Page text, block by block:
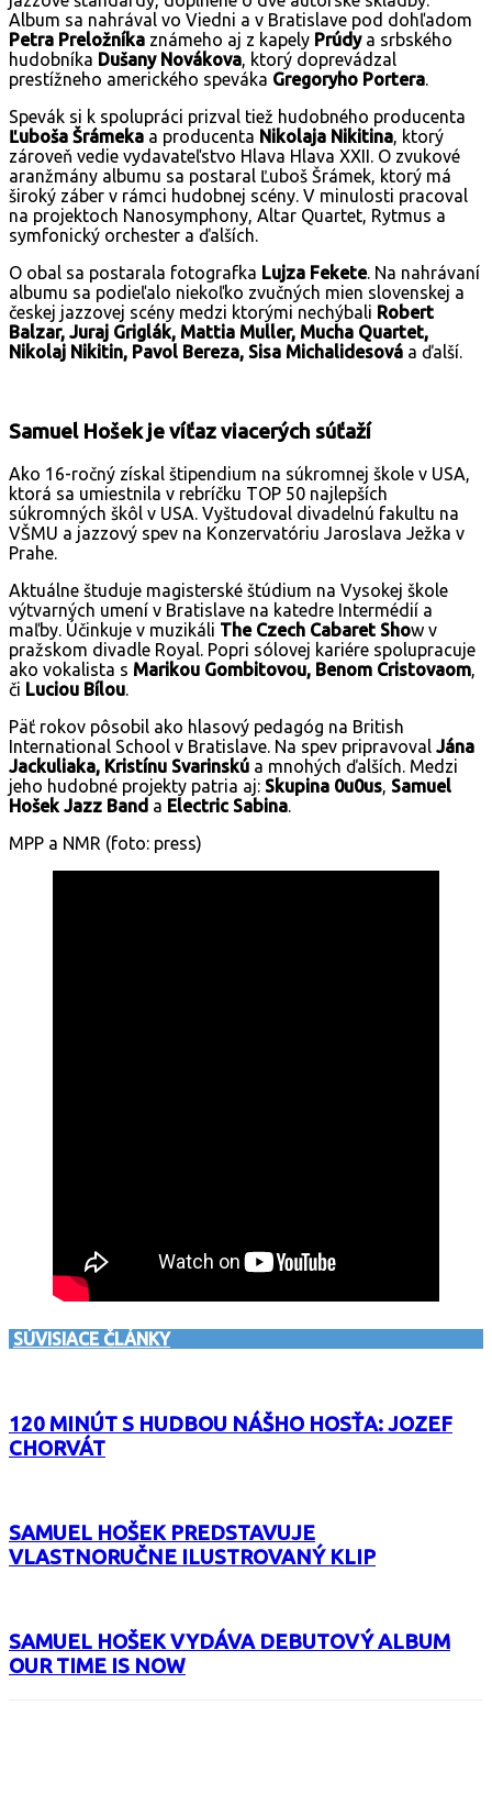
Album sa nahrával vo Viedni a v Bratislave pod dohľadom
Petra Preložníka známeho aj z kapely Prúdya srbského
hudobníka Dušany Novákova, ktorý doprevádzal
prestížneho amerického speváka Gregoryho Portera.
Spevák si k spolupráci prizval tiež hudobného producenta
Ľuboša Šrámeka a producenta Nikolaja Nikitina, ktorý
zároveň vedie vydavateľstvo Hlava Hlava XXII. O zvukové
aranžmány albumu sa postaral Ľuboš Šrámek, ktorý má
široký záber v rámci hudobnej scény. V minulosti pracoval
na projektoch Nanosymphony, Altar Quartet, Rytmus a
symfonický orchester a ďalších.
O obal sa postarala fotografka Lujza Fekete. Na nahrávaní
albumu sa podieľalo niekoľko zvučných mien slovenskej a
českej jazzovej scény medzi ktorými nechýbali Robert
Balzar, Juraj Griglák, Mattia Muller, Mucha Quartet,
Nikolaj Nikitin, Pavol Bereza, Sisa Michalidesová a ďalší.
Samuel Hošek je víťaz viacerých súťaží
Ako 16-ročný získal štipendium na súkromnej škole v USA,
ktorá sa umiestnila v rebríčku TOP 50 najlepších
súkromných škôl v USA. Vyštudoval divadelnú fakultu na
VŠMU a jazzový spev na Konzervatóriu Jaroslava Ježka v
Prahe.
Aktuálne študuje magisterské štúdium na Vysokej škole
výtvarných umení v Bratislave na katedre Intermédií a
maľby. Účinkuje v muzikáli The Czech Cabaret Show v
pražskom divadle Royal. Popri sólovej kariére spolupracuje
ako vokalista s Marikou Gombitovou, Benom Cristovaom,
či Luciou Bílou.
Päť rokov pôsobil ako hlasový pedagóg na British
International School v Bratislave. Na spev pripravoval Jána
Jackuliaka, Kristínu Svarinskú a mnohých ďalších. Medzi
jeho hudobné projekty patria aj: Skupina 0u0us, Samuel
Hošek Jazz Band a Electric Sabina.
MPP a NMR (foto: press)
SÚVISIACE ČLÁNKY
120 MINÚT S HUDBOU NÁŠHO HOSŤA: JOZEF
CHORVÁT
SAMUEL HOŠEK PREDSTAVUJE
VLASTNORUČNE ILUSTROVANÝ KLIP
SAMUEL HOŠEK VYDÁVA DEBUTOVÝ ALBUM
OUR TIME IS NOW